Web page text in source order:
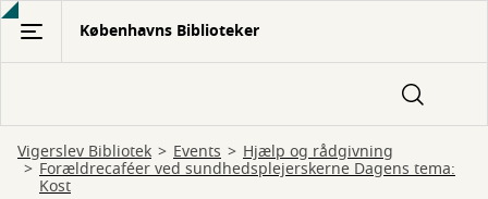
Gå
hovedindhold
Københavns Biblioteker
Vigerslev Bibliotek Events Hjælp og rådgivning
Forældrecaféer ved sundhedsplejerskerne Dagens tema:
Kost